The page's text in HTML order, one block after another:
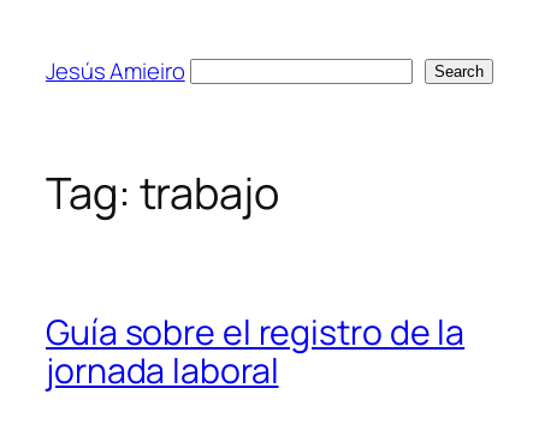
content
Jesús Amieiro Search
Tag: trabajo
Guía sobre el registro de la
jornada laboral